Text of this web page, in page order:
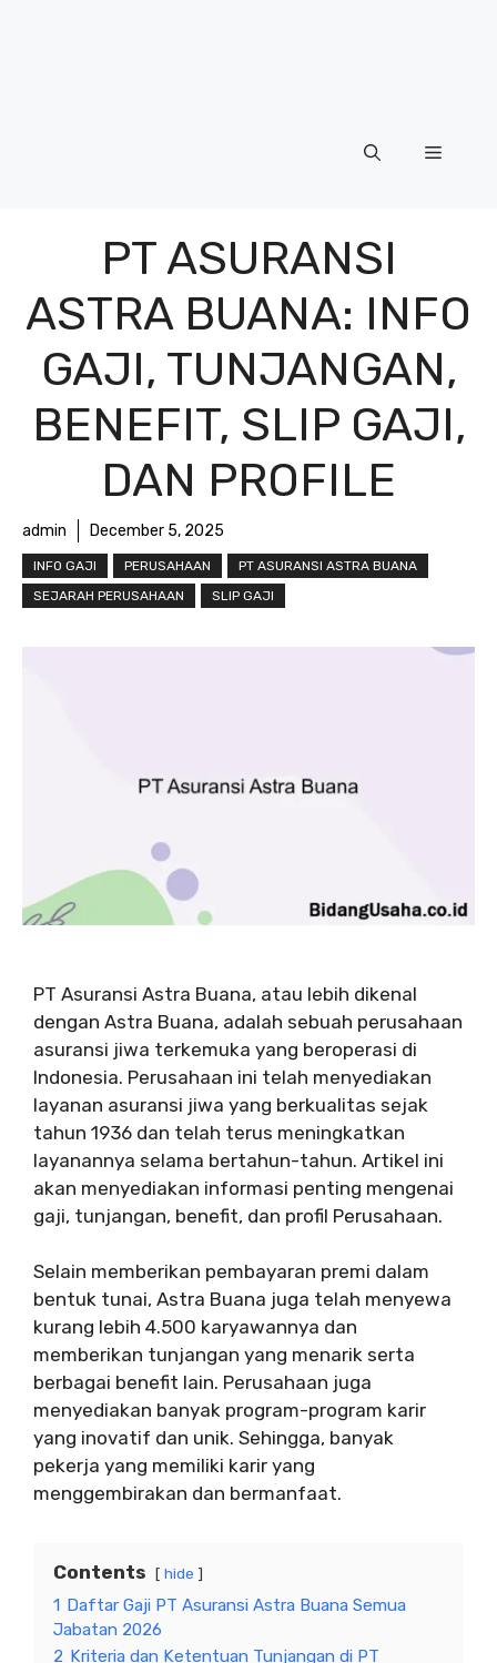
Menu
PT ASURANSI
ASTRA BUANA: INFO
GAJI, TUNJANGAN,
BENEFIT, SLIP GAJI,
DAN PROFILE
admin December 5, 2025
INFO GAJI PERUSAHAAN
PT ASURANSI ASTRA BUANA
SEJARAH PERUSAHAAN
SLIP GAJI
PT Asuransi Astra Buana, atau lebih dikenal
dengan Astra Buana, adalah sebuah perusahaan
asuransi jiwa terkemuka yang beroperasi di
Indonesia. Perusahaan ini telah menyediakan
layanan asuransi jiwa yang berkualitas sejak
tahun 1936 dan telah terus meningkatkan
layanannya selama bertahun-tahun. Artikel ini
akan menyediakan informasi penting mengenai
gaji, tunjangan, benefit, dan profil Perusahaan.
Selain memberikan pembayaran premi dalam
bentuk tunai, Astra Buana juga telah menyewa
kurang lebih 4.500 karyawannya dan
memberikan tunjangan yang menarik serta
berbagai benefit lain. Perusahaan juga
menyediakan banyak program-program karir
yang inovatif dan unik. Sehingga, banyak
pekerja yang memiliki karir yang
menggembirakan dan bermanfaat.
Contents hide
1 Daftar Gaji PT Asuransi Astra Buana Semua
Jabatan 2026
2 Kriteria dan Ketentuan Tunjangan di PT